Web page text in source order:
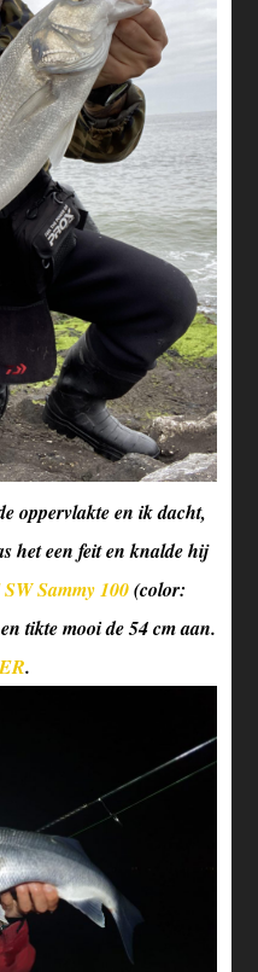
oppervlakte en ik dacht,
het een feit en knalde hij
Sammy 100(color:
tikte mooi de 54 cm aan.
.